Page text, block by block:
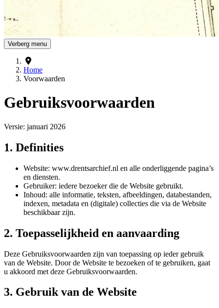
Verberg menu
Home
Voorwaarden
Gebruiksvoorwaarden
Versie: januari 2026
1. Definities
Website: www.drentsarchief.nl en alle onderliggende pagina’s
en diensten.
Gebruiker: iedere bezoeker die de Website gebruikt.
Inhoud: alle informatie, teksten, afbeeldingen, databestanden,
indexen, metadata en (digitale) collecties die via de Website
beschikbaar zijn.
2. Toepasselijkheid en aanvaarding
Deze Gebruiksvoorwaarden zijn van toepassing op ieder gebruik
van de Website. Door de Website te bezoeken of te gebruiken, gaat
u akkoord met deze Gebruiksvoorwaarden.
3. Gebruik van de Website